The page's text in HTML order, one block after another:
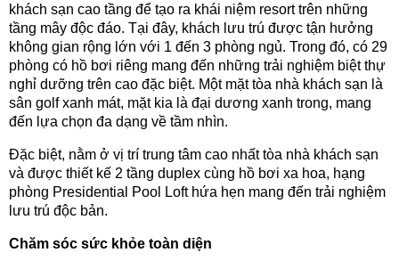
khách sạn cao tầng để tạo ra khái niệm resort trên những
tầng mây độc đáo. Tại đây, khách lưu trú được tận hưởng
không gian rộng lớn với 1 đến 3 phòng ngủ. Trong đó, có 29
phòng có hồ bơi riêng mang đến những trải nghiệm biệt thự
nghỉ dưỡng trên cao đặc biệt. Một mặt tòa nhà khách sạn là
sân golf xanh mát, mặt kia là đại dương xanh trong, mang
đến lựa chọn đa dạng về tầm nhìn.
Đặc biệt, nằm ở vị trí trung tâm cao nhất tòa nhà khách sạn
và được thiết kế 2 tầng duplex cùng hồ bơi xa hoa, hạng
phòng Presidential Pool Loft hứa hẹn mang đến trải nghiệm
lưu trú độc bản.
Chăm sóc sức khỏe toàn diện